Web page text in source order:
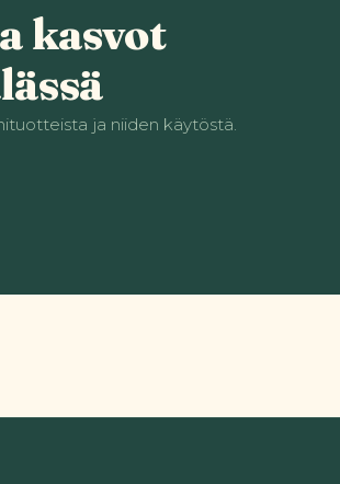
kasvot
ja niiden käytöstä.